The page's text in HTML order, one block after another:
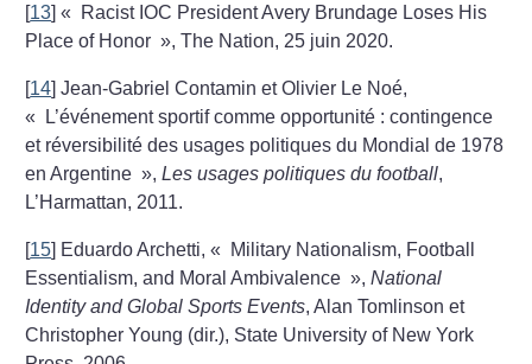
[13]«
Racist IOC President Avery Brundage Loses His
Place of Honor », The Nation, 25 juin 2020.
[14]Jean-Gabriel Contamin et Olivier Le Noé,
«
L’événement sportif comme opportunité : contingence
et réversibilité des usages politiques du Mondial de 1978
en Argentine »,Les usages politiques du football,
L’Harmattan, 2011.
[15] Eduardo Archetti, «
Military Nationalism, Football
Essentialism, and Moral Ambivalence »,National
Identity and Global Sports Events, Alan Tomlinson et
Christopher Young (dir.), State University of New York